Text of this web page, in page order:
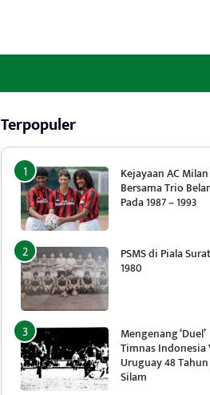
Terpopuler
Kejayaan AC Milan
Bersama Trio
Pada 1987 – 1993
PSMS di Piala
1980
Mengenang ‘Duel’
Timnas Indonesia
Uruguay 48 Tahun
Silam